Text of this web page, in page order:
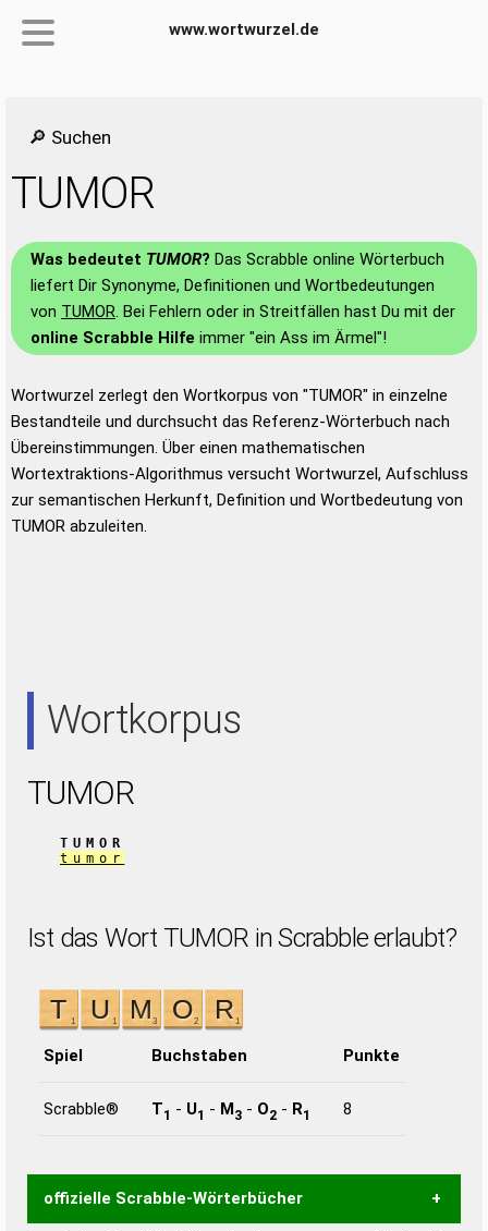
www.wortwurzel.de
🔎 Suchen
TUMOR
Was bedeutet TUMOR? Das Scrabble online Wörterbuch
liefert Dir Synonyme, Definitionen und Wortbedeutungen
von TUMOR. Bei Fehlern oder in Streitfällen hast Du mit der
online Scrabble Hilfe immer "ein Ass im Ärmel"!
Wortwurzel zerlegt den Wortkorpus von "TUMOR" in einzelne
Bestandteile und durchsucht das Referenz-Wörterbuch nach
Übereinstimmungen. Über einen mathematischen
Wortextraktions-Algorithmus versucht Wortwurzel, Aufschluss
zur semantischen Herkunft, Definition und Wortbedeutung von
TUMOR abzuleiten.
Wortkorpus
TUMOR
TUMOR
tumor
Ist das Wort TUMOR in Scrabble erlaubt?
Spiel Buchstaben Punkte
Scrabble® T1 - U1 - M3 - O2 - R1 8
offizielle Scrabble-Wörterbücher